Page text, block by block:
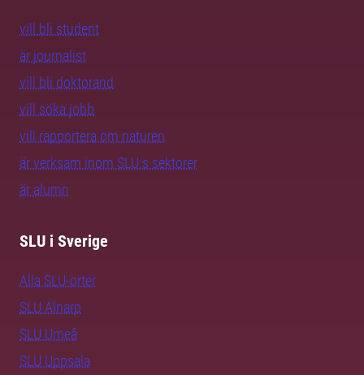
vill bli student
är journalist
vill bli doktorand
vill söka jobb
vill rapportera om naturen
är verksam inom SLU:s sektorer
är alumn
SLU i Sverige
Alla SLU-orter
SLU Alnarp
SLU Umeå
SLU Uppsala